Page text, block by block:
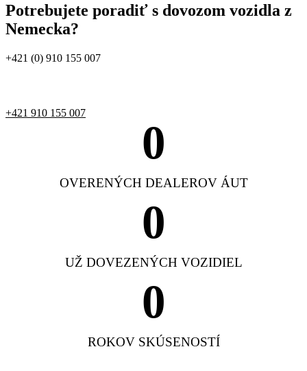
Potrebujete poradiť s dovozom vozidla z
Nemecka?
+421 (0) 910 155 007
+421 910 155 007
OVERENÝCH DEALEROV ÁUT
0
UŽ DOVEZENÝCH VOZIDIEL
0
ROKOV SKÚSENOSTÍ
0